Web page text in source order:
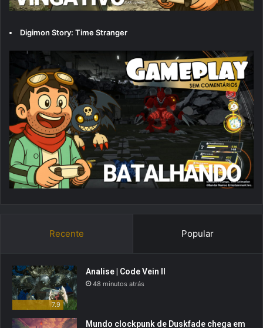
Digimon Story: Time Stranger
Recente Popular
7.9
Analise | Code Vein II
48 minutos atrás
Mundo clockpunk de Duskfade chega em